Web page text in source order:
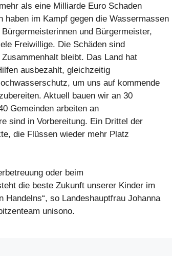
als eine Milliarde Euro Schaden
haben im Kampf gegen die Wassermassen
und Bürgermeister,
Freiwillige. Die Schäden sind
bleibt. Das Land hat
ausbezahlt, gleichzeitig
um uns auf kommende
Aktuell bauen wir an 30
Gemeinden arbeiten an
sind in Vorbereitung. Ein Drittel der
die Flüssen wieder mehr Platz
oder beim
die beste Zukunft unserer Kinder im
so Landeshauptfrau Johanna
unisono.